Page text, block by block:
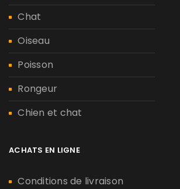
Chat
Oiseau
Poisson
Rongeur
Chien et chat
ACHATS EN LIGNE
Conditions de livraison